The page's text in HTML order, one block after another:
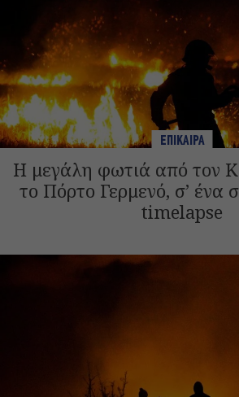
ΕΠΙΚΑΙΡΑ
Η μεγάλη φωτιά από τον
το Πόρτο Γερμενό, σ’ ένα
timelapse